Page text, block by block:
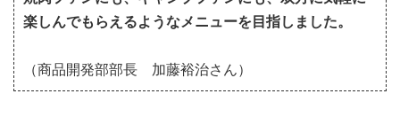
楽しんでもらえるようなメニューを目指しました。
（商品開発部部長 加藤裕治さん）